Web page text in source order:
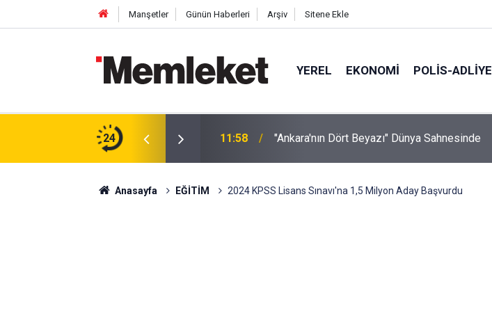
Manşetler Günün Haberleri Arşiv Sitene Ekle
YEREL EKONOMI POLİS-ADLİYE
24
En Fazla Döviz Mevduatına Sahip İl
11:58 "Ankara'nın Dört Beyazı" Dünya Sahnesinde
Anasayfa EĞİTİM 2024 KPSS Lisans Sınavı'na 1,5 Milyon Aday Başvurdu